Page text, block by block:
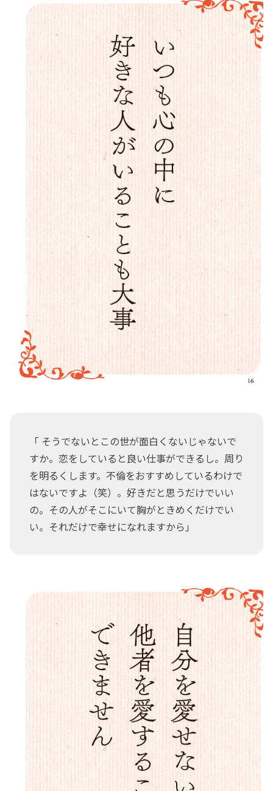
「 そうでないとこの世が面白くないじゃないで
すか。恋をしていると良い仕事ができるし。周り
を明るくします。不倫をおすすめしているわけで
はないですよ（笑）。好きだと思うだけでいい
の。その人がそこにいて胸がときめくだけでい
い。それだけで幸せになれますから」